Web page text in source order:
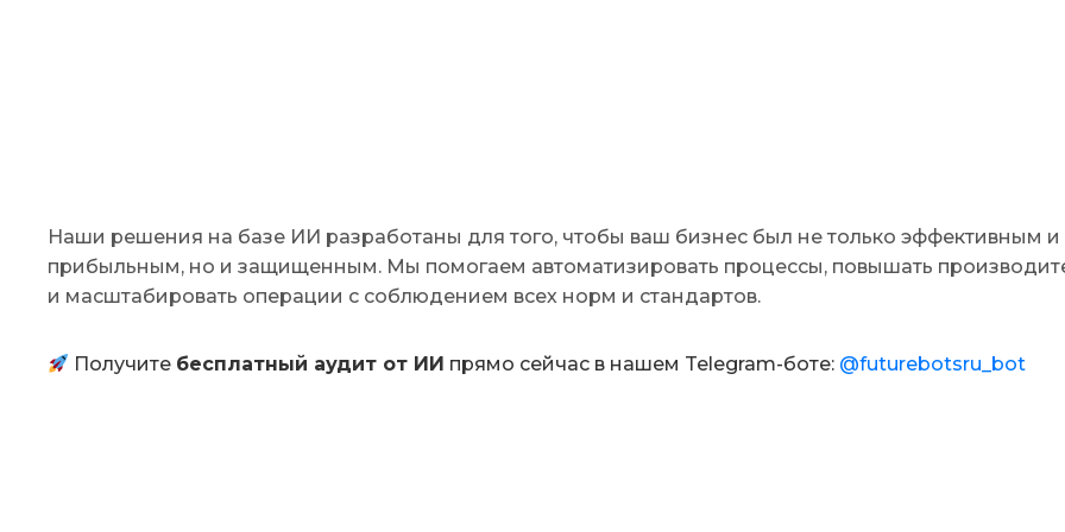
Наши решения на базе ИИ разработаны для того, чтобы ваш бизнес был не только эффективным и
прибыльным, но и защищенным. Мы помогаем автоматизировать процессы, повышать
и масштабировать операции с соблюдением всех норм и стандартов.
Получите бесплатный аудит от ИИ прямо сейчас в нашем Telegram-боте: @futurebotsru_bot